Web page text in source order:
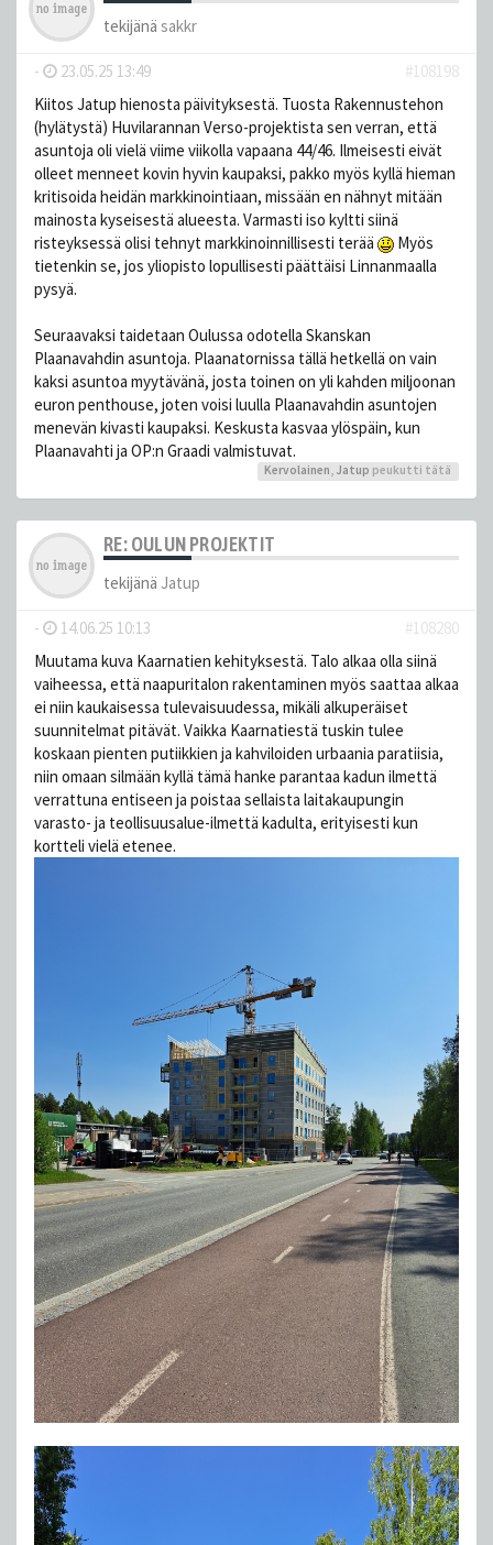
tekijänä sakkr
- 23.05.25 13:49
#108198
Kiitos Jatup hienosta päivityksestä. Tuosta Rakennustehon
(hylätystä) Huvilarannan Verso-projektista sen verran, että
asuntoja oli vielä viime viikolla vapaana 44/46. Ilmeisesti eivät
olleet menneet kovin hyvin kaupaksi, pakko myös kyllä hieman
kritisoida heidän markkinointiaan, missään en nähnyt mitään
mainosta kyseisestä alueesta. Varmasti iso kyltti siinä
risteyksessä olisi tehnyt markkinoinnillisesti terää
Myös
tietenkin se, jos yliopisto lopullisesti päättäisi Linnanmaalla
pysyä.
Seuraavaksi taidetaan Oulussa odotella Skanskan
Plaanavahdin asuntoja. Plaanatornissa tällä hetkellä on vain
kaksi asuntoa myytävänä, josta toinen on yli kahden miljoonan
euron penthouse, joten voisi luulla Plaanavahdin asuntojen
menevän kivasti kaupaksi. Keskusta kasvaa ylöspäin, kun
Plaanavahti ja OP:n Graadi valmistuvat.
Kervolainen, Jatup peukutti tätä
RE: OULUN PROJEKTIT
tekijänä Jatup
- 14.06.25 10:13
#108280
Muutama kuva Kaarnatien kehityksestä. Talo alkaa olla siinä
vaiheessa, että naapuritalon rakentaminen myös saattaa alkaa
ei niin kaukaisessa tulevaisuudessa, mikäli alkuperäiset
suunnitelmat pitävät. Vaikka Kaarnatiestä tuskin tulee
koskaan pienten putiikkien ja kahviloiden urbaania paratiisia,
niin omaan silmään kyllä tämä hanke parantaa kadun ilmettä
verrattuna entiseen ja poistaa sellaista laitakaupungin
varasto- ja teollisuusalue-ilmettä kadulta, erityisesti kun
kortteli vielä etenee.